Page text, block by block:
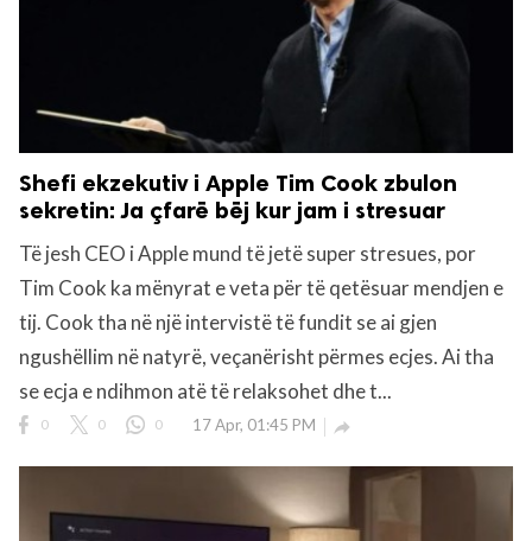
Shefi ekzekutiv i Apple Tim Cook zbulon
sekretin: Ja çfarë bëj kur jam i stresuar
Të jesh CEO i Apple mund të jetë super stresues, por
Tim Cook ka mënyrat e veta për të qetësuar mendjen e
tij. Cook tha në një intervistë të fundit se ai gjen
ngushëllim në natyrë, veçanërisht përmes ecjes. Ai tha
se ecja e ndihmon atë të relaksohet dhe t...
0 0 0 17 Apr, 01:45 PM 